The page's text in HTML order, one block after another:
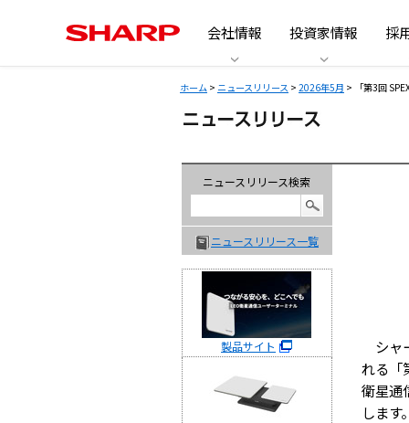
会社情報 投資家情報 採
ホーム > ニュースリリース > 2026年5月 > 「第3回
ニュースリリース検索
ニュースリリース一覧
製品サイト
シャ
れる「
衛星通
しま